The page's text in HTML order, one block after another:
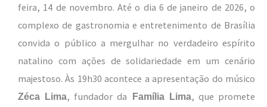
feira, 14 de novembro. Até o dia 6 de janeiro de 2026, o
complexo de gastronomia e entretenimento de Brasília
convida o público a mergulhar no verdadeiro espírito
natalino com ações de solidariedade em um cenário
majestoso. Às 19h30 acontece a apresentação do músico
Zéca Lima, fundador da Família Lima, que promete